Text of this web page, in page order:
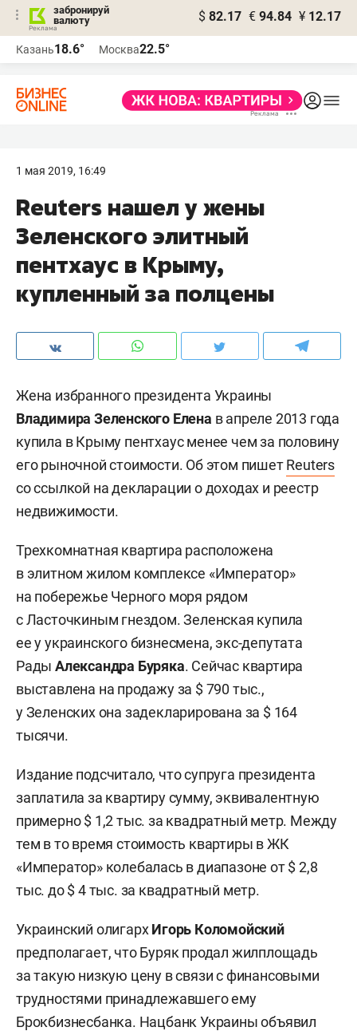
забронируй
валюту
$ 82.17 € 94.84 ¥ 12.17
Казань18.6° Москва22.5°
1 мая 2019, 16:49
Reuters нашел у жены
Зеленского элитный
пентхаус в Крыму,
купленный за полцены
Жена избранного президента Украины
Владимира Зеленского Елена в апреле 2013 года
купила в Крыму пентхаус менее чем за половину
его рыночной стоимости. Об этом пишетReuters
со ссылкой на декларации о доходах и реестр
недвижимости.
Трехкомнатная квартира расположена
в элитном жилом комплексе «Император»
на побережье Черного моря рядом
с Ласточкиным гнездом. Зеленская купила
ее у украинского бизнесмена, экс-депутата
Рады Александра Буряка. Сейчас квартира
выставлена на продажу за $ 790 тыс.,
у Зеленских она задекларирована за $ 164
тысячи.
Издание подсчитало, что супруга президента
заплатила за квартиру сумму, эквивалентную
примерно $ 1,2 тыс. за квадратный метр. Между
тем в то время стоимость квартиры в ЖК
«Император» колебалась в диапазоне от $ 2,8
тыс. до $ 4 тыс. за квадратный метр.
Украинский олигархИгорь Коломойский
предполагает, что Буряк продал жилплощадь
за такую низкую цену в связи с финансовыми
трудностями принадлежавшего ему
Брокбизнесбанка. Нацбанк Украины объявил